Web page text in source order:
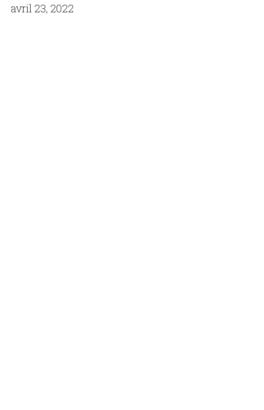
avril 23, 2022